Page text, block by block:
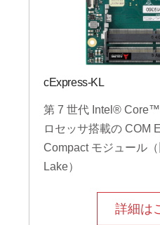
cExpress-KL
第 7 世代 Intel®
ロセッサ搭載の COM
Compact モジュール
Lake）
詳細は